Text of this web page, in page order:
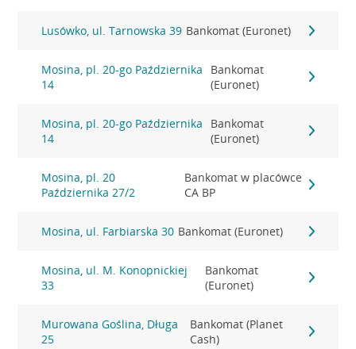
Lusówko, ul. Tarnowska 39 Bankomat (Euronet)
Mosina, pl. 20-go Października
14
Bankomat
(Euronet)
Mosina, pl. 20-go Października
14
Bankomat
(Euronet)
Mosina, pl. 20
Października 27/2
Bankomat w placówce
CA BP
Mosina, ul. Farbiarska 30 Bankomat (Euronet)
Mosina, ul. M. Konopnickiej
33
Bankomat
(Euronet)
Murowana Goślina, Długa
25
Bankomat (Planet
Cash)